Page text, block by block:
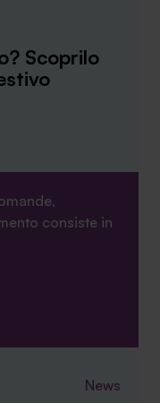
Scoprilo
consiste in
News